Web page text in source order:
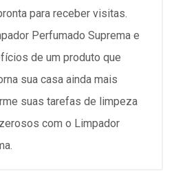
para receber visitas.
Perfumado Suprema e
de um produto que
sua casa ainda mais
suas tarefas de limpeza
com o Limpador